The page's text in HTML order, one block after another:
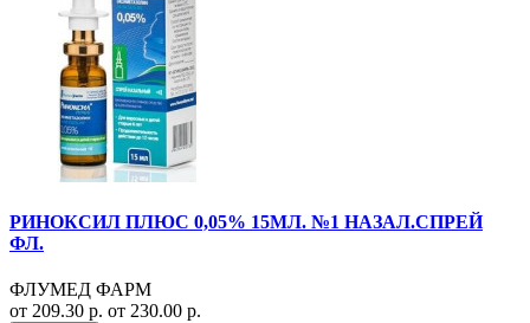
РИНОКСИЛ ПЛЮС 0,05% 15МЛ. №1 НАЗАЛ.СПРЕЙ
ФЛ.
ФЛУМЕД ФАРМ
от 209.30 р. от 230.00 р.